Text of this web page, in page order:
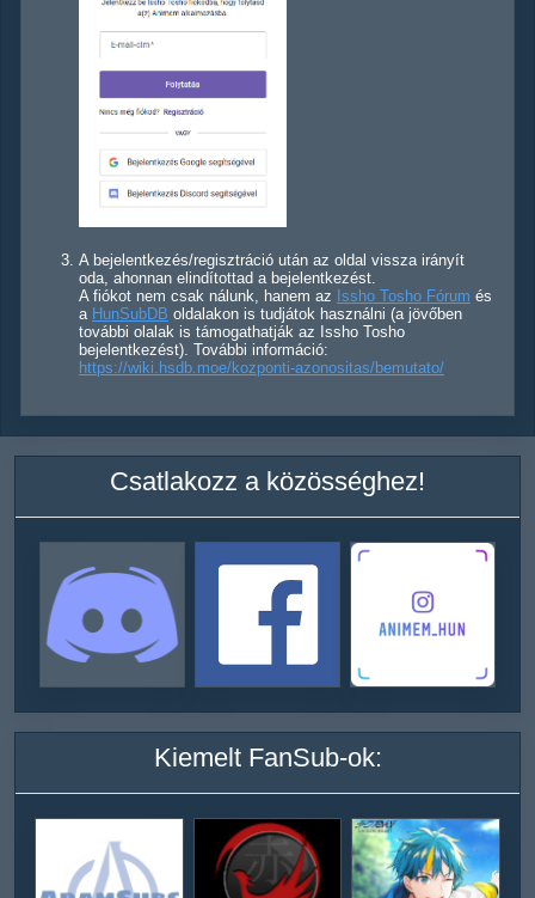
A bejelentkezés/regisztráció után az oldal vissza irányít
oda, ahonnan elindítottad a bejelentkezést.
A fiókot nem csak nálunk, hanem az Issho Tosho Fórum és
a HunSubDB oldalakon is tudjátok használni (a jövőben
további olalak is támogathatják az Issho Tosho
bejelentkezést). További információ:
https://wiki.hsdb.moe/kozponti-azonositas/bemutato/
Csatlakozz a közösséghez!
Kiemelt FanSub-ok: